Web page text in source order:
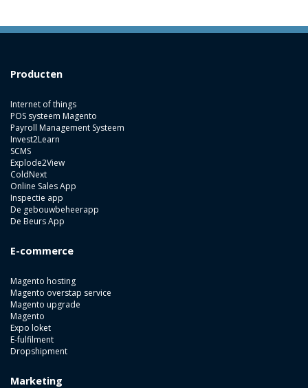
Producten
Internet of things
POS systeem Magento
Payroll Management Systeem
Invest2Learn
SCMS
Explode2View
ColdNext
Online Sales App
Inspectie app
De gebouwbeheerapp
De Beurs App
E-commerce
Magento hosting
Magento overstap service
Magento upgrade
Magento
Expo loket
E-fulfilment
Dropshipment
Marketing